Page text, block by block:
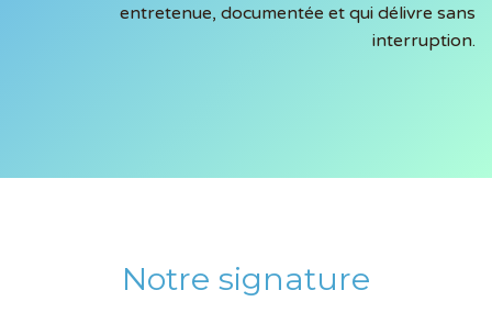
entretenue, documentée et qui délivre sans
interruption.
Notre signature